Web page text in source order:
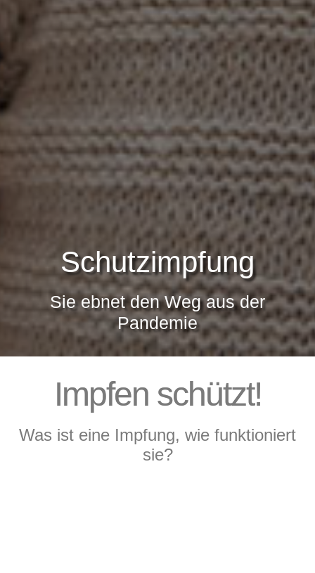
Schutzimpfung
Sie ebnet den Weg aus der
Pandemie
Impfen schützt!
Was ist eine Impfung, wie funktioniert
sie?